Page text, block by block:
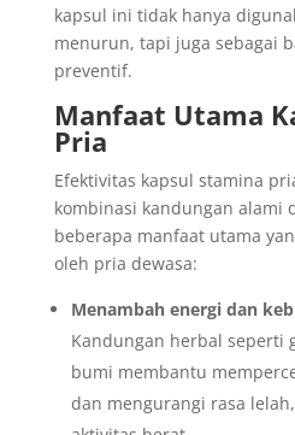
kapsul ini tidak hanya
menurun, tapi juga sebagai
preventif.
Manfaat Utama
Pria
Efektivitas kapsul stamina
kombinasi kandungan alami
beberapa manfaat utama
oleh pria dewasa:
Menambah energi dan
Kandungan herbal seperti
bumi membantu
dan mengurangi rasa